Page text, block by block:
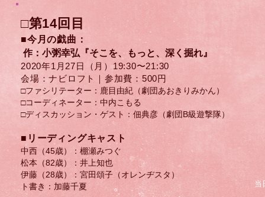
□第14回目
■今月の戯曲：
作：小粥幸弘『そこを、もっと、深く掘れ』
2020年1月27日（月）​19:30〜21:30
会場：ナビロフト｜参加費：500円
□ファシリテーター：鹿目由紀（劇団あおきりみかん）
□コーディネーター：中内こもる
□ディスカッション・ゲスト：​佃典彦（劇団B級遊撃隊）
​■リーディングキャスト
中西（45歳）：棚瀬みつぐ
松本（82歳）：井上知也
伊藤（28歳）：宮田頌子（オレンヂスタ）
ト書き：加藤千夏
当